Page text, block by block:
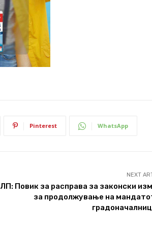
Pinterest WhatsApp
NEXT
ЛП: Повик за расправа за законски
за продолжување на